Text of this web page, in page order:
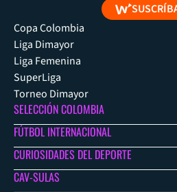
Copa Colombia
Liga Dimayor
Liga Femenina
SuperLiga
Torneo Dimayor
SELECCIÓN COLOMBIA
FÚTBOL INTERNACIONAL
CURIOSIDADES DEL DEPORTE
CAV-SULAS